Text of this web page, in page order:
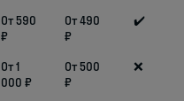
От 590
₽
От 490
₽
✔️
От 1
000 ₽
От 500
₽
❌